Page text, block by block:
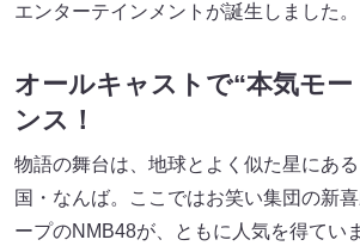
エンターテインメントが誕生しました。
オールキャストで“本気モ
ンス！
物語の舞台は、地球とよく似た星にあ
国・なんば。ここではお笑い集団の新
ープのNMB48が、ともに人気を得てい